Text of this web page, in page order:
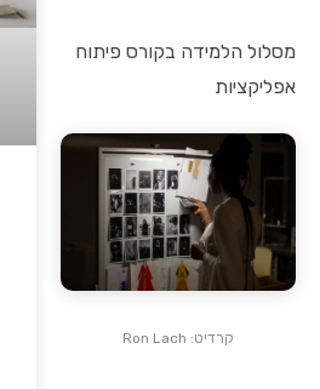
מסלול הלמידה בקורס פיתוח
אפליקציות
קרדיט: Ron Lach